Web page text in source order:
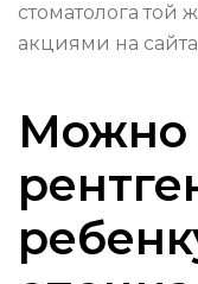
стоматолога той
акциями на
Можно